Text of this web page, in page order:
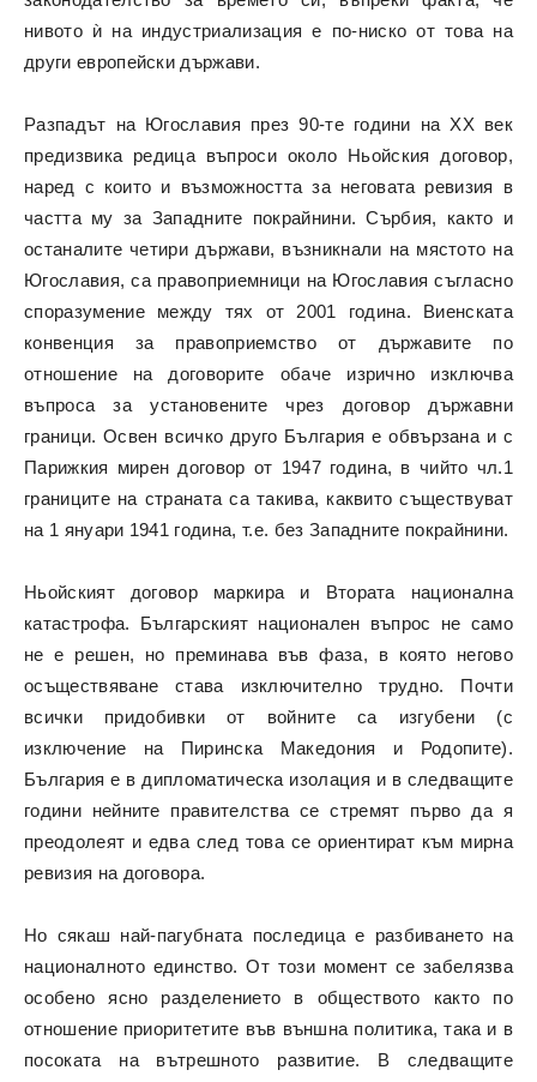
нивото ѝ на индустриализация е по-ниско от това на
други европейски държави.
Разпадът на Югославия през 90-те години на ХХ век
предизвика редица въпроси около Ньойския договор,
наред с които и възможността за неговата ревизия в
частта му за Западните покрайнини. Сърбия, както и
останалите четири държави, възникнали на мястото на
Югославия, са правоприемници на Югославия съгласно
споразумение между тях от 2001 година. Виенската
конвенция за правоприемство от държавите по
отношение на договорите обаче изрично изключва
въпроса за установените чрез договор държавни
граници. Освен всичко друго България е обвързана и с
Парижкия мирен договор от 1947 година, в чийто чл.1
границите на страната са такива, каквито съществуват
на 1 януари 1941 година, т.е. без Западните покрайнини.
Ньойският договор маркира и Втората национална
катастрофа. Българският национален въпрос не само
не е решен, но преминава във фаза, в която негово
осъществяване става изключително трудно. Почти
всички придобивки от войните са изгубени (с
изключение на Пиринска Македония и Родопите).
България е в дипломатическа изолация и в следващите
години нейните правителства се стремят първо да я
преодолеят и едва след това се ориентират към мирна
ревизия на договора.
Но сякаш най-пагубната последица е разбиването на
националното единство. От този момент се забелязва
особено ясно разделението в обществото както по
отношение приоритетите във външна политика, така и в
посоката на вътрешното развитие. В следващите